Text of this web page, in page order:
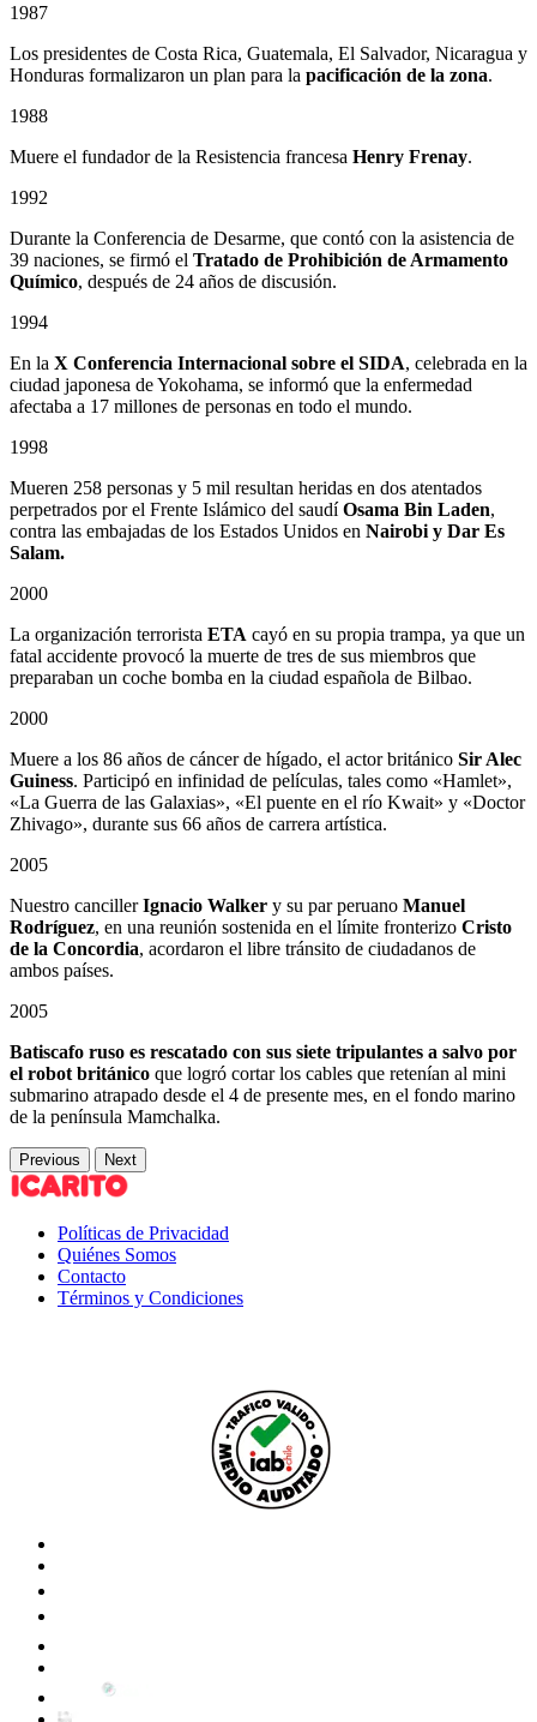
1987
Los presidentes de Costa Rica, Guatemala, El Salvador, Nicaragua y
Honduras formalizaron un plan para la pacificación de la zona.
1988
Muere el fundador de la Resistencia francesa Henry Frenay.
1992
Durante la Conferencia de Desarme, que contó con la asistencia de
39 naciones, se firmó el Tratado de Prohibición de Armamento
Químico, después de 24 años de discusión.
1994
En la X Conferencia Internacional sobre el SIDA, celebrada en la
ciudad japonesa de Yokohama, se informó que la enfermedad
afectaba a 17 millones de personas en todo el mundo.
1998
Mueren 258 personas y 5 mil resultan heridas en dos atentados
perpetrados por el Frente Islámico del saudíOsama Bin Laden,
contra las embajadas de los Estados Unidos en Nairobi y Dar Es
Salam.
2000
La organización terrorista ETA cayó en su propia trampa, ya que un
fatal accidente provocó la muerte de tres de sus miembros que
preparaban un coche bomba en la ciudad española de Bilbao.
2000
Muere a los 86 años de cáncer de hígado, el actor británico Sir Alec
Guiness. Participó en infinidad de películas, tales como «Hamlet»,
«La Guerra de las Galaxias», «El puente en el río Kwait» y «Doctor
Zhivago», durante sus 66 años de carrera artística.
2005
Nuestro cancillerIgnacio Walker y su par peruano Manuel
Rodríguez, en una reunión sostenida en el límite fronterizo Cristo
de la Concordia, acordaron el libre tránsito de ciudadanos de
ambos países.
2005
Batiscafo ruso es rescatado con sus siete tripulantes a salvo por
el robot británico que logró cortar los cables que retenían al mini
submarino atrapado desde el 4 de presente mes, en el fondo marino
de la península Mamchalka.
Previous Next
Políticas de Privacidad
Quiénes Somos
Contacto
Términos y Condiciones